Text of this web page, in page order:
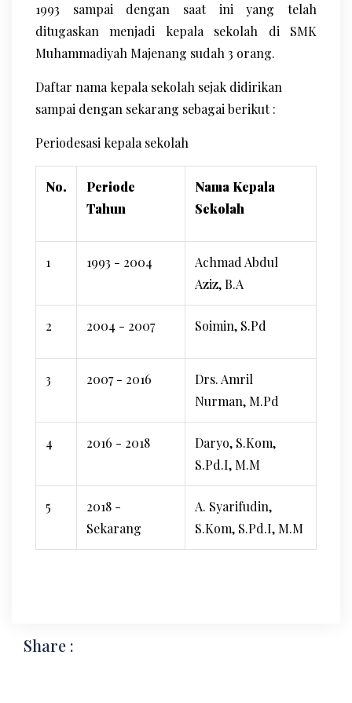
1993 sampai dengan saat ini yang telah
ditugaskan menjadi kepala sekolah di SMK
Muhammadiyah Majenang sudah 3 orang.
Daftar nama kepala sekolah sejak didirikan
sampai dengan sekarang sebagai berikut :
Periodesasi kepala sekolah
No.
Periode
Tahun
Nama Kepala
Sekolah
1 1993 - 2004
Achmad Abdul
Aziz, B.A
2 2004 - 2007 Soimin, S.Pd
3 2007 - 2016
Drs. Amril
Nurman, M.Pd
4 2016 - 2018
Daryo, S.Kom,
S.Pd.I, M.M
5
2018 -
Sekarang
A. Syarifudin,
S.Kom, S.Pd.I, M.M
Share :